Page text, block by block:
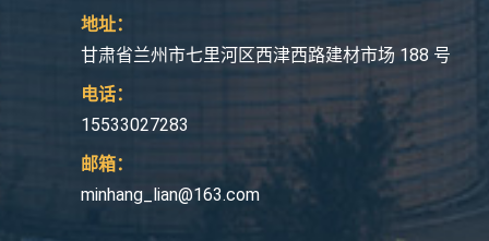
地址：
甘肃省兰州市七里河区西津西路建材市场 188 号
电话：
15533027283
邮箱：
minhang_lian@163.com